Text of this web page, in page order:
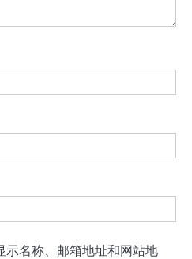
示名称、邮箱地址和网站地